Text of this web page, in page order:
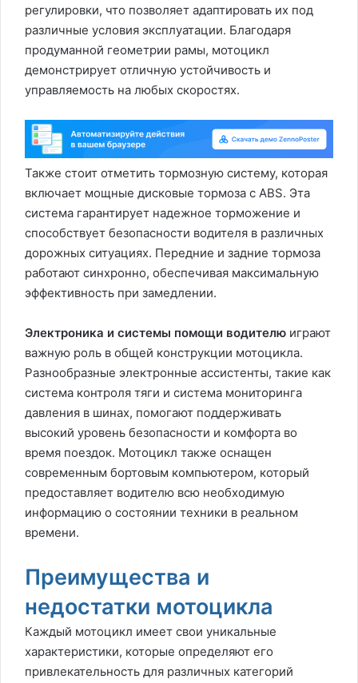
регулировки, что позволяет адаптировать их под
различные условия эксплуатации. Благодаря
продуманной геометрии рамы, мотоцикл
демонстрирует отличную устойчивость и
управляемость на любых скоростях.
Также стоит отметить тормозную систему, которая
включает мощные дисковые тормоза с ABS. Эта
система гарантирует надежное торможение и
способствует безопасности водителя в различных
дорожных ситуациях. Передние и задние тормоза
работают синхронно, обеспечивая максимальную
эффективность при замедлении.
Электроника и системы помощи водителю играют
важную роль в общей конструкции мотоцикла.
Разнообразные электронные ассистенты, такие как
система контроля тяги и система мониторинга
давления в шинах, помогают поддерживать
высокий уровень безопасности и комфорта во
время поездок. Мотоцикл также оснащен
современным бортовым компьютером, который
предоставляет водителю всю необходимую
информацию о состоянии техники в реальном
времени.
Преимущества и
недостатки мотоцикла
Каждый мотоцикл имеет свои уникальные
характеристики, которые определяют его
привлекательность для различных категорий